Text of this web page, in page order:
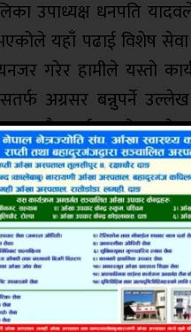
उपाध्यक्ष धनपति
यहाँ पढाई विशेष
गरेर हामीले यस्ताे
अग्रसर बन्नुपर्ने उल्लेख
यस्तै कार्यक्रमको
भयो ।
राजपुर
सम्पन्न भएको
सूचना
थियो ।